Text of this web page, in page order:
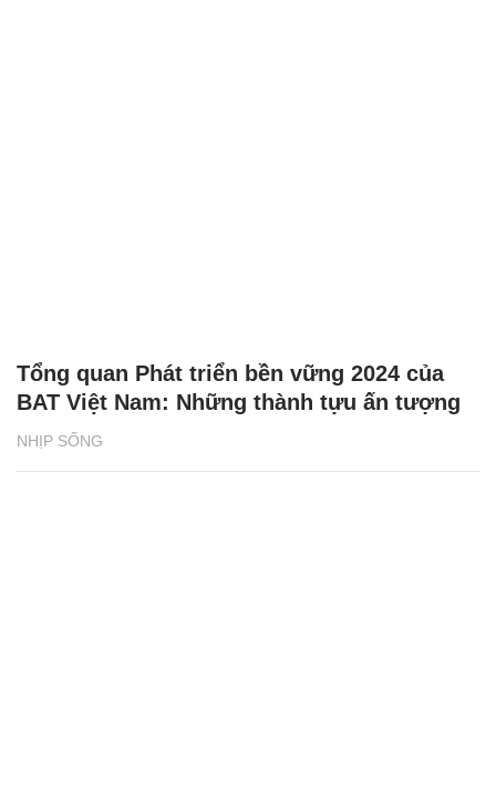
NHỊP SỐNG
Tổng quan Phát triển bền vững 2024 của
BAT Việt Nam: Những thành tựu ấn tượng